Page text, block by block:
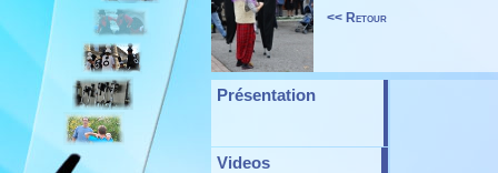
<< Retour
Présentation
Videos